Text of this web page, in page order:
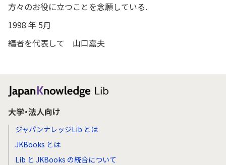
方々のお役に立つことを念願している.
1998 年 5月
編者を代表して 山口嘉夫
大学・法人向け
ジャパンナレッジLib とは
JKBooks とは
Lib と JKBooks の統合について